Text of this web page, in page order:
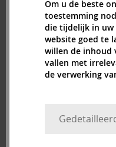
Bugatti (4)
Byblos (10)
Cadillac (3)
Caesars (1)
Calvin Klein
Camara (33)
Caron (15)
Om u de beste
toestemming
die tijdelijk in uw
website goed te
willen de inhoud
vallen met
de verwerking